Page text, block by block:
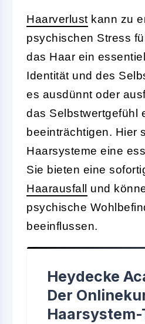
Haarverlust kann zu
psychischen Stress
das Haar ein
Identität und des
es ausdünnt oder
das Selbstwertgefühl
beeinträchtigen. Hier
Haarsysteme eine
Sie bieten eine
Haarausfall
und
psychische
beeinflussen.
Heydecke
Der